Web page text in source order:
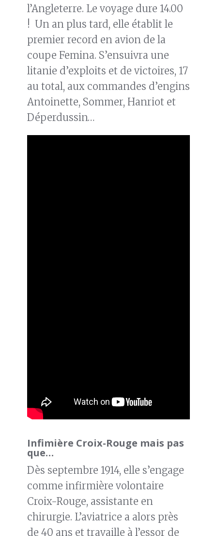
l’Angleterre. Le voyage dure 14.00
! Un an plus tard, elle établit le
premier record en avion de la
coupe Femina. S’ensuivra une
litanie d’exploits et de victoires, 17
au total, aux commandes d’engins
Antoinette, Sommer, Hanriot et
Déperdussin…
Infimière Croix-Rouge mais pas
que…
Dès septembre 1914, elle s’engage
comme infirmière volontaire
Croix-Rouge, assistante en
chirurgie. L’aviatrice a alors près
de 40 ans et travaille à l’essor de